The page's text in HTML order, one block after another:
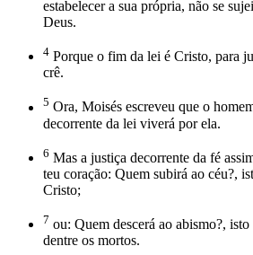
estabelecer a sua própria, não se
Deus.
4 Porque o fim da lei é Cristo, para
crê.
5 Ora, Moisés escreveu que o
decorrente da lei viverá por ela.
6 Mas a justiça decorrente da fé
teu coração: Quem subirá ao céu?,
Cristo;
7 ou: Quem descerá ao abismo?,
dentre os mortos.